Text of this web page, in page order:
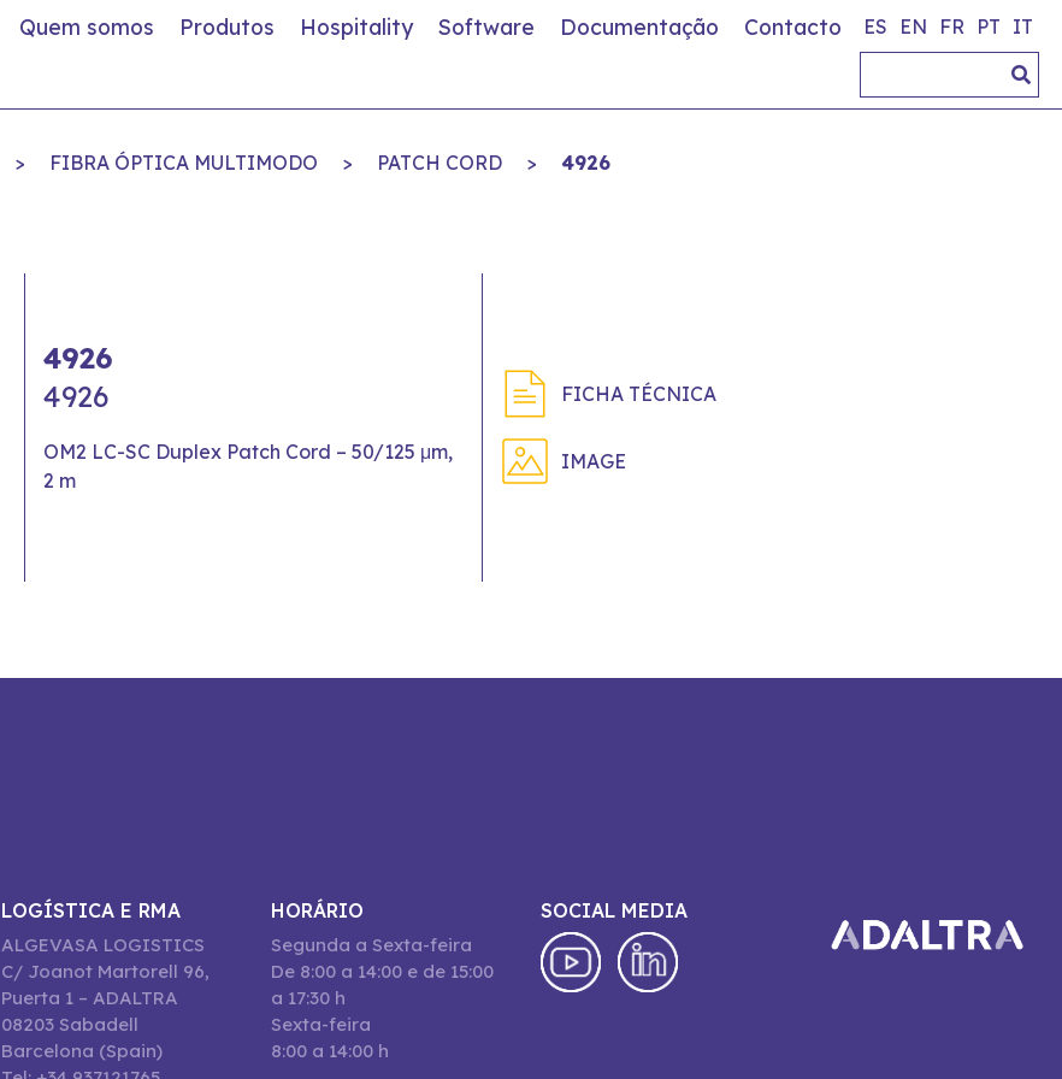
Quem somos Produtos Hospitality Software Documentação Contacto ES EN FR PT IT
> FIBRA ÓPTICA MULTIMODO > PATCH CORD > 4926
4926
4926
OM2 LC-SC Duplex Patch Cord – 50/125 μm,
2 m
FICHA TÉCNICA
IMAGE
LOGÍSTICA E RMA
ALGEVASA LOGISTICS
C/ Joanot Martorell 96,
Puerta 1 – ADALTRA
08203 Sabadell
Barcelona (Spain)
HORÁRIO
Segunda a Sexta-feira
De 8:00 a 14:00 e de 15:00
a 17:30 h
Sexta-feira
8:00 a 14:00 h
SOCIAL MEDIA